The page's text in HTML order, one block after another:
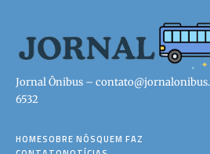
Jornal Ônibus –
6532
HOMESOBRE NÓSQUEM FAZ